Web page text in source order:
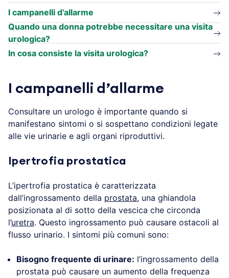
I campanelli d’allarme
Quando una donna potrebbe necessitare una visita
urologica?
In cosa consiste la visita urologica?
I campanelli d’allarme
Consultare un urologo è importante quando si
manifestano sintomi o si sospettano condizioni legate
alle vie urinarie e agli organi riproduttivi.
Ipertrofia prostatica
L’ipertrofia prostatica è caratterizzata
dall’ingrossamento della prostata, una ghiandola
posizionata al di sotto della vescica che circonda
l’uretra. Questo ingrossamento può causare ostacoli al
flusso urinario. I sintomi più comuni sono:
Bisogno frequente di urinare: l’ingrossamento della
prostata può causare un aumento della frequenza